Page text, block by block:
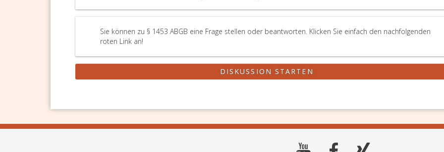
Sie können zu § 1453 ABGB eine Frage stellen oder beantworten. Klicken Sie einfach den nachfolgenden
roten Link an!
DISKUSSION STARTEN